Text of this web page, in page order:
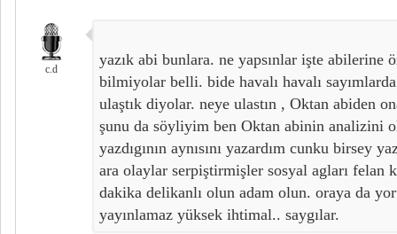
c.d
yazık abi bunlara. ne yapsınlar işte abilerine
bilmiyolar belli. bide havalı havalı
ulaştık diyolar. neye ulastın , Oktan abiden
şunu da söyliyim ben Oktan abinin analizini
yazdıgının aynısını yazardım cunku birsey
ara olaylar serpiştirmişler sosyal agları felan
dakika delikanlı olun adam olun. oraya da
yayınlamaz yüksek ihtimal.. saygılar.